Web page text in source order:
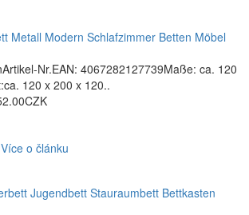
Metall Modern Schlafzimmer Betten Möbel
Nr.EAN: 4067282127739Maße: ca. 120
120 x 200 x 120..
Více o článku